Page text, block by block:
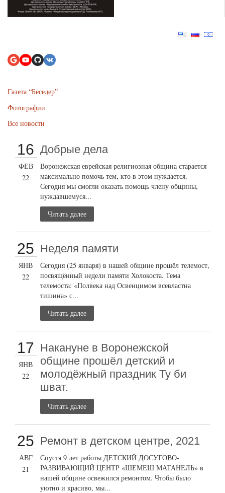
Газета “Беседер”
Фотографии
Все новости
16
ФЕВ
22
Добрые дела
Воронежская еврейская религиозная община старается
максимально помочь тем, кто в этом нуждается.
Сегодня мы смогли оказать помощь члену общины,
нуждавшемуся...
Читать далее
25
ЯНВ
22
Неделя памяти
Сегодня (25 января) в нашей общине прошёл телемост,
посвящённый недели памяти Холокоста. Тема
телемоста: «Полвека над Освенцимом всевластна
тишина» с...
Читать далее
17
ЯНВ
22
Накануне в Воронежской
общине прошёл детский и
молодёжный праздник Ту би
шват.
Читать далее
25
АВГ
21
Ремонт в детском центре, 2021
Спустя 9 лет работы ДЕТСКИЙ ДОСУГОВО-
РАЗВИВАЮЩИЙ ЦЕНТР «ШЕМЕШ МАТАНЕЛЬ» в
нашей общине освежился ремонтом. Чтобы было
уютно и красиво, мы...